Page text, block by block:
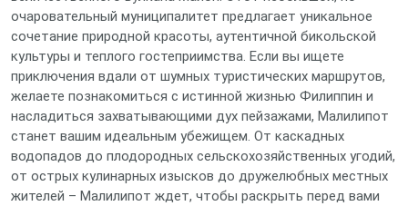
очаровательный муниципалитет предлагает уникальное
сочетание природной красоты, аутентичной бикольской
культуры и теплого гостеприимства. Если вы ищете
приключения вдали от шумных туристических маршрутов,
желаете познакомиться с истинной жизнью Филиппин и
насладиться захватывающими дух пейзажами, Малилипот
станет вашим идеальным убежищем. От каскадных
водопадов до плодородных сельскохозяйственных угодий,
от острых кулинарных изысков до дружелюбных местных
жителей – Малилипот ждет, чтобы раскрыть перед вами